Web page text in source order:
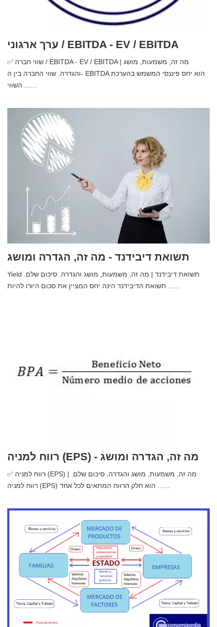
ערך ארגוני / EBITDA - EV / EBITDA
✅ שווי חברה / EBITDA - EV / EBITDA | מה זה, משמעות, מושג
והגדרה. שווי החברה בין ה- EBITDA הוא יחס פיננסי המשמש בהערכת
תשואת דיבידנד - מה זה, הגדרה ומושג
Yield תשואת דיבידנד | מה זה, משמעות, מושג והגדרה. סיכום שלם.
רווח למניה (EPS) - מה זה, הגדרה ומושג
✅ רווח למניה (EPS) | מה זה, משמעות, מושג והגדרה. סיכום שלם.